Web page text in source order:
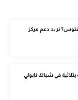
نريد دعم مركز
في شباك نابولي